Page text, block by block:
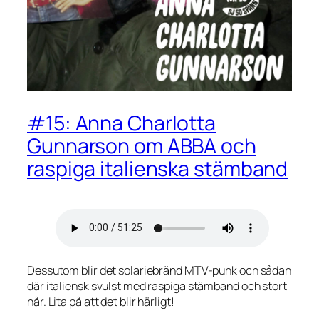
#15: Anna Charlotta
Gunnarson om ABBA och
raspiga italienska stämband
Dessutom blir det solariebränd MTV-punk och sådan
där italiensk svulst med raspiga stämband och stort
hår. Lita på att det blir härligt!